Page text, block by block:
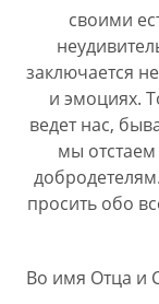
своими
заключается
и эмоциях.
ведет нас,
мы отстаем
просить обо
Во имя Отца и